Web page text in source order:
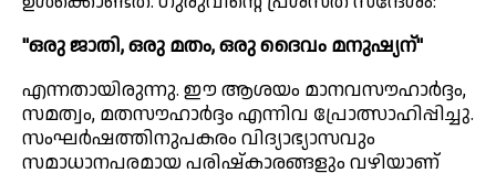
"ഒരു ജാതി, ഒരു മതം, ഒരു ദൈവം മനുഷ്യന്"
എന്നതായിരുന്നു. ഈ ആശയം മാനവസൗഹാർദ്ദം,
സമത്വം, മതസൗഹാർദ്ദം എന്നിവ പ്രോത്സാഹിപ്പിച്ചു.
സംഘർഷത്തിനുപകരം വിദ്യാഭ്യാസവും
സമാധാനപരമായ പരിഷ്കാരങ്ങളും വഴിയാണ്